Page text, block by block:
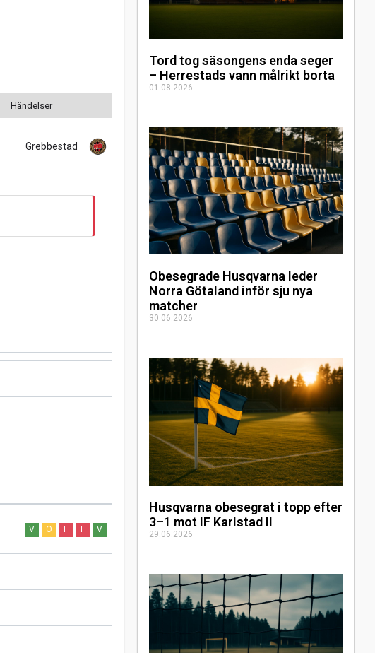
Tord tog säsongens enda seger
– Herrestads vann målrikt borta
01.08.2026
Obesegrade Husqvarna leder
Norra Götaland inför sju nya
matcher
30.06.2026
Husqvarna obesegrat i topp efter
3–1 mot IF Karlstad II
29.06.2026
Händelser
Grebbestad
V O F F V